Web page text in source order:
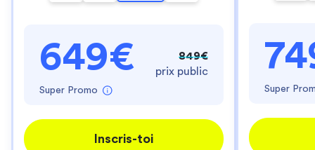
649€
Super Promo
849€
prix public
Inscris-toi
Super